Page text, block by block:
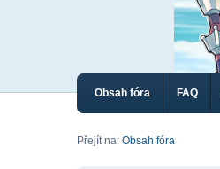
Obsah fóra FAQ
Přejít na: Obsah fóra